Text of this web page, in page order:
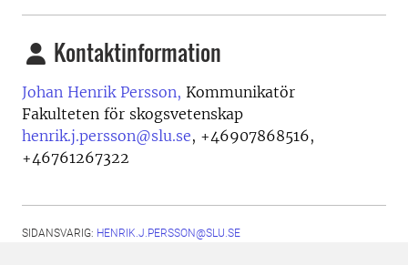
Kontaktinformation
Johan Henrik Persson, Kommunikatör
Fakulteten för skogsvetenskap
henrik.j.persson@slu.se, +46907868516,
+46761267322
SIDANSVARIG: HENRIK.J.PERSSON@SLU.SE